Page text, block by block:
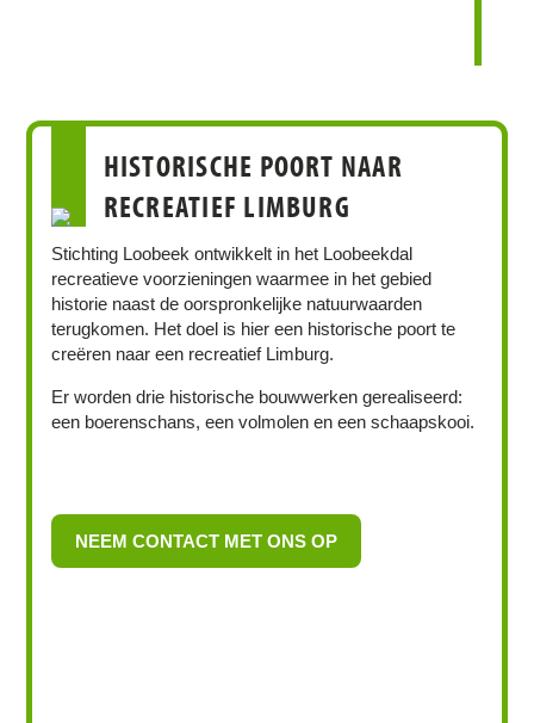
HISTORISCHE POORT NAAR
RECREATIEF LIMBURG
Stichting Loobeek ontwikkelt in het Loobeekdal
recreatieve voorzieningen waarmee in het gebied
historie naast de oorspronkelijke natuurwaarden
terugkomen. Het doel is hier een historische poort te
creëren naar een recreatief Limburg.
Er worden drie historische bouwwerken gerealiseerd:
een boerenschans, een volmolen en een schaapskooi.
NEEM CONTACT MET ONS OP